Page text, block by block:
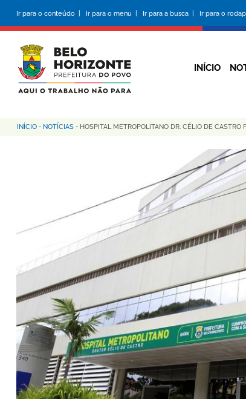
conteúdo
principal
Ir para o conteúdo | Ir para o menu | Ir para a busca | Ir para o
INÍCIO
Trilha
INÍCIO - NOTÍCIAS - HOSPITAL METROPOLITANO DR. CÉLIO DE